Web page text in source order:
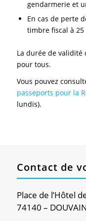
gendarmerie et
En cas de perte
timbre fiscal à 25
La durée de validité
pour tous.
Vous pouvez
passeports pour la
lundis).
Contact de
Place de l’Hôtel
74140 –